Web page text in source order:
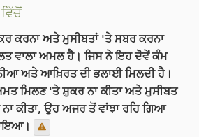
ਕਰਨਾ ਅਤੇ ਮੁਸੀਬਤਾਂ 'ਤੇ ਸਬਰ ਕਰਨਾ
ਵਾਲਾ ਅਮਲ ਹੈ। ਜਿਸ ਨੇ ਇਹ ਦੋਵੇਂ ਕੰਮ
ਅਤੇ ਆਖ਼ਿਰਤ ਦੀ ਭਲਾਈ ਮਿਲਦੀ ਹੈ।
ਮਿਲਣ 'ਤੇ ਸ਼ੁਕਰ ਨਾ ਕੀਤਾ ਅਤੇ ਮੁਸੀਬਤ
ਕੀਤਾ, ਉਹ ਅਜਰ ਤੋਂ ਵਾਂਝਾ ਰਹਿ ਗਿਆ